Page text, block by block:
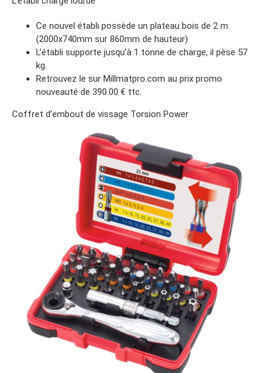
Ce nouvel établi possède un plateau bois de 2 m
(2000x740mm sur 860mm de hauteur)
L’établi supporte jusqu’à 1 tonne de charge, il pèse 57
kg.
Retrouvez le sur Millmatpro.com au prix promo
nouveauté de 390.00 € ttc.
Coffret d’embout de vissage Torsion Power